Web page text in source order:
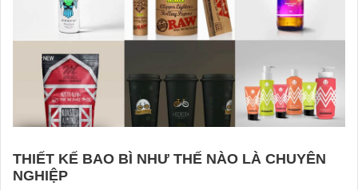
THIẾT KẾ BAO BÌ NHƯ THẾ NÀO LÀ CHUYÊN
NGHIỆP